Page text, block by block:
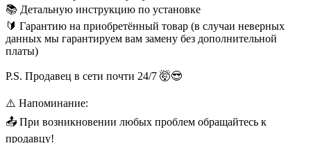
📚 Детальную инструкцию по установке
🔰 Гарантию на приобретённый товар (в случаи неверных
данных мы гарантируем вам замену без дополнительной
платы)
P.S. Продавец в сети почти 24/7 🤯😎
⚠️ Напоминание:
📤 При возникновении любых проблем обращайтесь к
продавцу!